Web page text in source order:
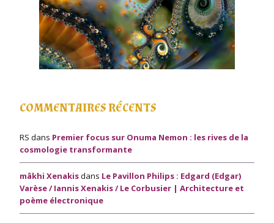
COMMENTAIRES RÉCENTS
RS dans Premier focus sur Onuma Nemon : les rives de la
cosmologie transformante
mâkhi Xenakisdans Le Pavillon Philips : Edgard (Edgar)
Varèse / Iannis Xenakis / Le Corbusier | Architecture et
poème électronique